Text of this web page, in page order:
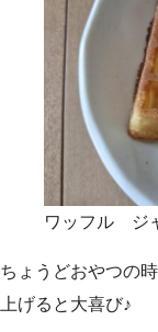
ワッフル ジ
ちょうどおやつの
上げると大喜び♪